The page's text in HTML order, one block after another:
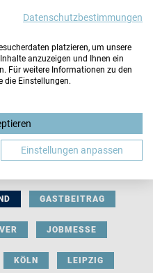
BEWERBUNG
GASTBEITRAG
JOBMESSE
KÖLN LEIPZIG
Datenschutzbestimmungen
platzieren, um unsere
anzuzeigen und Ihnen ein
Für weitere Informationen zu den
die Einstellungen.
Einstellungen anpassen